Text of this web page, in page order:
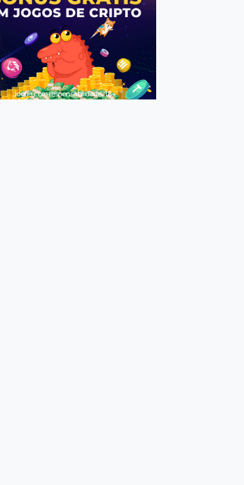
Jogue com responsabilidade. 18+